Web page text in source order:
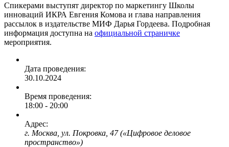
Спикерами выступят директор по маркетингу Школы
инноваций ИКРА Евгения Комова и глава направления
рассылок в издательстве МИФ Дарья Гордеева. Подробная
информация доступна на официальной страничке
мероприятия.
Дата проведения:
30.10.2024
Время проведения:
18:00 - 20:00
Адрес:
г. Москва, ул. Покровка, 47 («Цифровое деловое
пространство»)